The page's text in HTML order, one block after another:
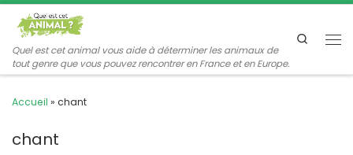
Passer au contenu
Quel est cet animal vous aide à déterminer les animaux de
tout genre que vous pouvez rencontrer en France et en Europe.
Search
Accueil » chant
chant